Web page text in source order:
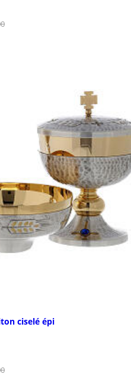
ciselé épi